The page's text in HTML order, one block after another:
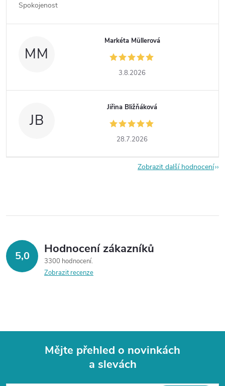
Spokojenost
MM
Markéta Müllerová
3.8.2026
JB
Jiřina Bližňáková
28.7.2026
Zobrazit další hodnocení
5,0 Hodnocení zákazníků
3300 hodnocení
Zobrazit recenze
Mějte přehled o novinkách
a slevách